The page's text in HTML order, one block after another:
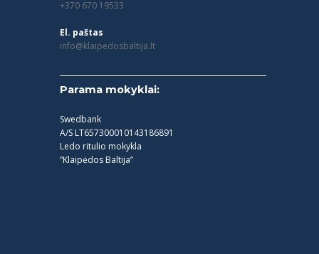
+370 670 19533
El. paštas
info@klaipedosbaltija.lt
Parama mokyklai:
Swedbank
A/S LT657300010143186891
Ledo ritulio mokykla
”Klaipėdos Baltija”